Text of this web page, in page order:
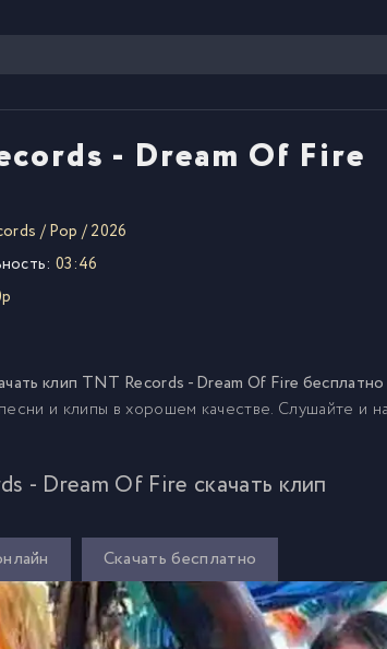
- Dream Of Fire
/Pop /2026
03:46
клип TNT Records - Dream Of Fire бесплатно
и клипы в хорошем качестве. Слушайте и
- Dream Of Fire скачать клип
Скачать бесплатно